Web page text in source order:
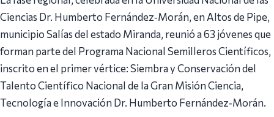
Ciencias Dr. Humberto Fernández‑Morán, en Altos de Pipe,
municipio Salías del estado Miranda, reunió a 63 jóvenes que
forman parte del Programa Nacional Semilleros Científicos,
inscrito en el primer vértice: Siembra y Conservación del
Talento Científico Nacional de la Gran Misión Ciencia,
Tecnología e Innovación Dr. Humberto Fernández‑Morán.